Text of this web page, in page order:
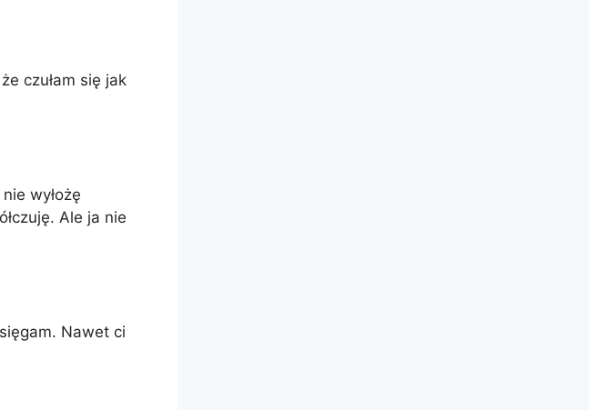
czułam się jak
wyłożę
Ale ja nie
Nawet ci